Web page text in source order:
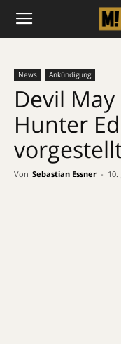
News Ankündigung
Devil May
Hunter
Von Sebastian Essner - 10.